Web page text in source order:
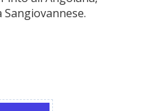
Sangiovannese.